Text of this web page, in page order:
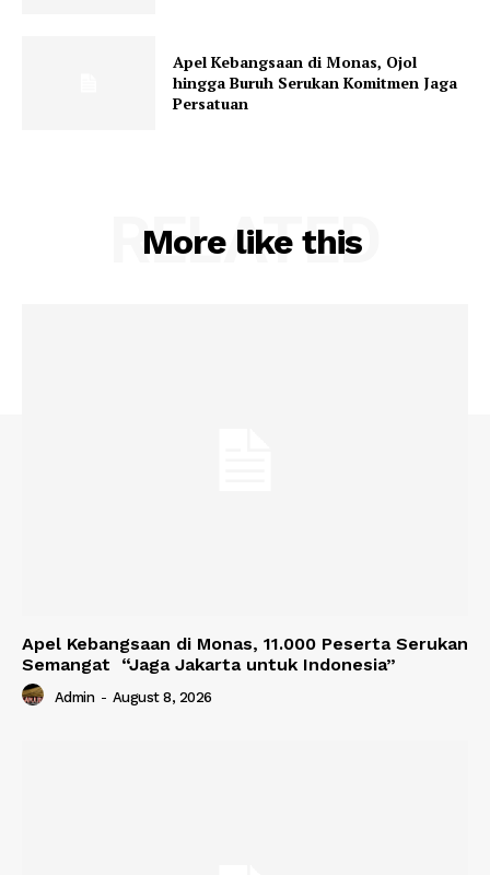
Apel Kebangsaan di Monas, Ojol
hingga Buruh Serukan Komitmen Jaga
Persatuan
More like this
RELATED
Apel Kebangsaan di Monas, 11.000 Peserta Serukan
Semangat “Jaga Jakarta untuk Indonesia”
Admin - August 8, 2026